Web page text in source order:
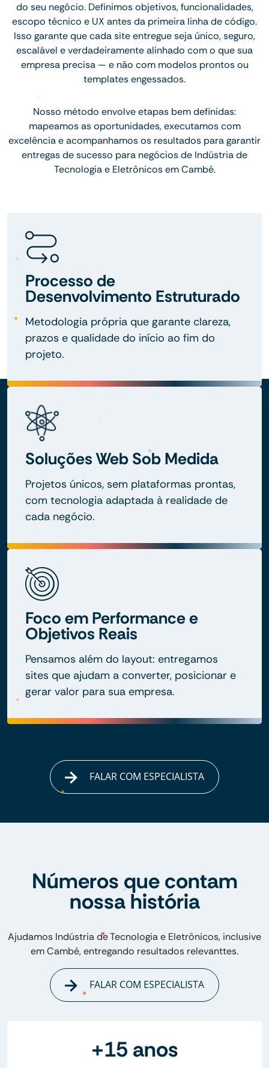
do seu negócio. Definimos objetivos, funcionalidades,
escopo técnico e UX antes da primeira linha de código.
Isso garante que cada site entregue seja único, seguro,
escalável e verdadeiramente alinhado com o que sua
empresa precisa — e não com modelos prontos ou
templates engessados.
Nosso método envolve etapas bem definidas:
mapeamos as oportunidades, executamos com
excelência e acompanhamos os resultados para garantir
entregas de sucesso para negócios de Indústria de
Tecnologia e Eletrônicos em Cambé.
Processo de
Desenvolvimento Estruturado
Metodologia própria que garante clareza,
prazos e qualidade do início ao fim do
projeto.
Soluções Web Sob Medida
Projetos únicos, sem plataformas prontas,
com tecnologia adaptada à realidade de
cada negócio.
Foco em Performance e
Objetivos Reais
Pensamos além do layout: entregamos
sites que ajudam a converter, posicionar e
gerar valor para sua empresa.
FALAR COM ESPECIALISTA
Números que contam
nossa história
Ajudamos Indústria de Tecnologia e Eletrônicos, inclusive
em Cambé, entregando resultados relevanttes.
FALAR COM ESPECIALISTA
+15 anos